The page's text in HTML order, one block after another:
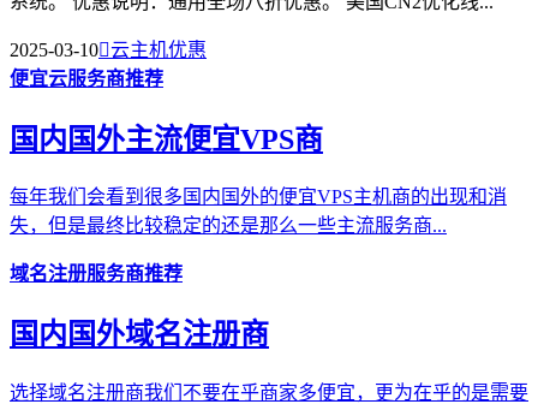
2025-03-10云主机优惠
便宜云服务商推荐
国内国外主流便宜VPS商
每年我们会看到很多国内国外的便宜VPS主机商的出现和消
失，但是最终比较稳定的还是那么一些主流服务商...
域名注册服务商推荐
国内国外域名注册商
选择域名注册商我们不要在乎商家多便宜，更为在乎的是需要